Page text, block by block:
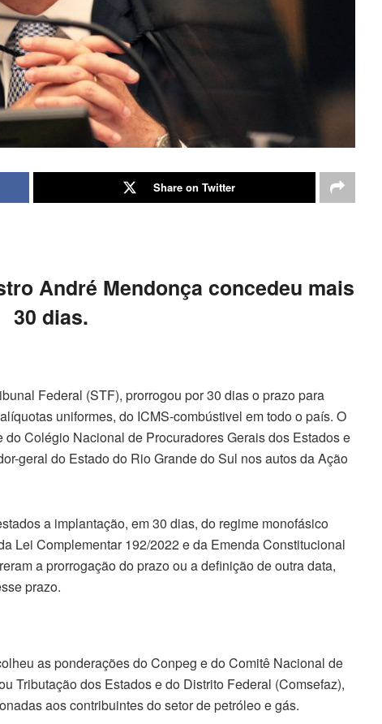
Share on Twitter
André Mendonça concedeu mais
30 dias.
Federal (STF), prorrogou por 30 dias o prazo para
uniformes, do ICMS-combústivel em todo o país. O
Colégio Nacional de Procuradores Gerais dos Estados e
geral do Estado do Rio Grande do Sul nos autos da Ação
a implantação, em 30 dias, do regime monofásico
Lei Complementar 192/2022 e da Emenda Constitucional
a prorrogação do prazo ou a definição de outra data,
prazo.
as ponderações do Conpeg e do Comitê Nacional de
Tributação dos Estados e do Distrito Federal (Comsefaz),
aos contribuintes do setor de petróleo e gás.